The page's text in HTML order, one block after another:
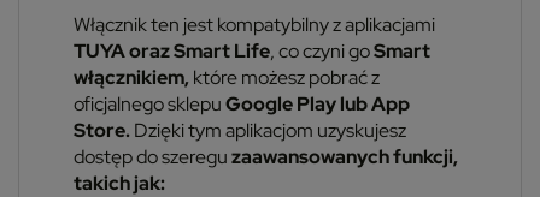
Włącznik ten jest kompatybilny z aplikacjami
TUYA oraz Smart Life, co czyni goSmart
włącznikiem, które możesz pobrać z
oficjalnego sklepuGoogle Play lub App
Store. Dzięki tym aplikacjom uzyskujesz
dostęp do szereguzaawansowanych funkcji,
takich jak: